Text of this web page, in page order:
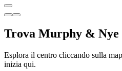
Trova Murphy & Nye
Esplora il centro cliccando sulla
inizia qui.